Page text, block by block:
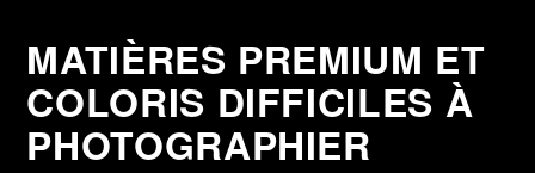
MATIÈRES PREMIUM ET
COLORIS DIFFICILES À
PHOTOGRAPHIER